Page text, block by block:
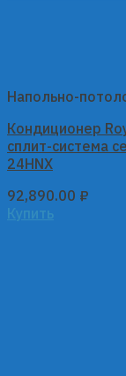
Напольно-
Кондиционер
сплит-система
24HNX
92,890.00 ₽
Купить